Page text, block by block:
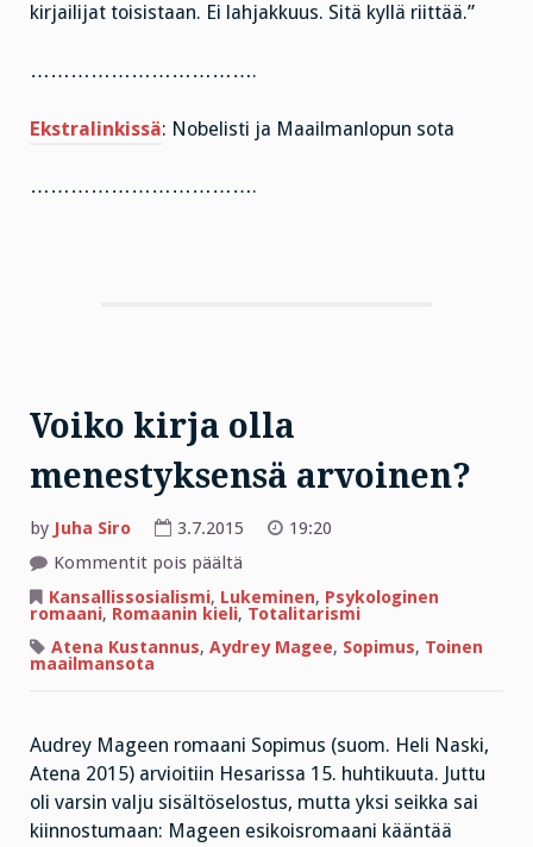
kirjailijat toisistaan. Ei lahjakkuus. Sitä kyllä riittää.”
…………………………….
Ekstralinkissä: Nobelisti ja Maailmanlopun sota
…………………………….
Voiko kirja olla
menestyksensä arvoinen?
by Juha Siro 3.7.2015
19:20
Kommentit pois päältä
kirja
olla
arvoinen?
Kansallissosialismi, Lukeminen, Psykologinen
romaani, Romaanin kieli, Totalitarismi
Atena Kustannus, Aydrey Magee, Sopimus, Toinen
maailmansota
Audrey Mageen romaani Sopimus (suom. Heli Naski,
Atena 2015) arvioitiin Hesarissa 15. huhtikuuta. Juttu
oli varsin valju sisältöselostus, mutta yksi seikka sai
kiinnostumaan: Mageen esikoisromaani kääntää